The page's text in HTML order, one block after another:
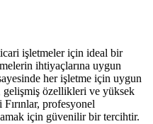
işletmeler için ideal bir
ihtiyaçlarına uygun
her işletme için uygun
gelişmiş özellikleri ve yüksek
profesyonel
için güvenilir bir tercihtir.